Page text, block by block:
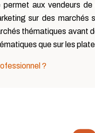
aux vendeurs
sur des
thématiques avant
que sur les
?